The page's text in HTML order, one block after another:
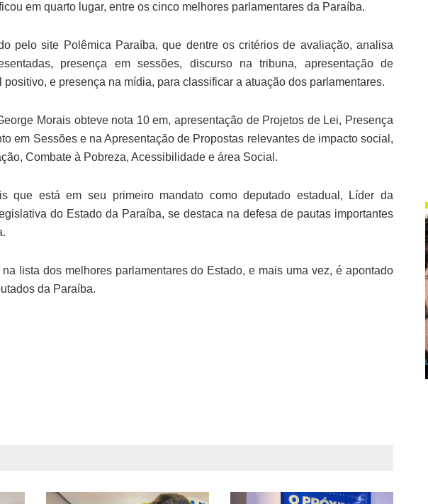
em quarto lugar, entre os cinco melhores parlamentares da Paraíba.
pelo site Polêmica Paraíba, que dentre os critérios de avaliação, analisa
presença em sessões, discurso na tribuna, apresentação de
e presença na mídia, para classificar a atuação dos parlamentares.
Morais obteve nota 10 em, apresentação de Projetos de Lei, Presença
em Sessões e na Apresentação de Propostas relevantes de impacto social,
Combate à Pobreza, Acessibilidade e área Social.
que está em seu primeiro mandato como deputado estadual, Líder da
do Estado da Paraíba, se destaca na defesa de pautas importantes
lista dos melhores parlamentares do Estado, e mais uma vez, é apontado
da Paraíba.